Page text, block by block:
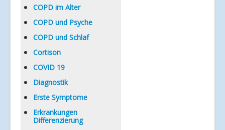
COPD im Alter
COPD und Psyche
COPD und Schlaf
Cortison
COVID 19
Diagnostik
Erste Symptome
Erkrankungen
Differenzierung